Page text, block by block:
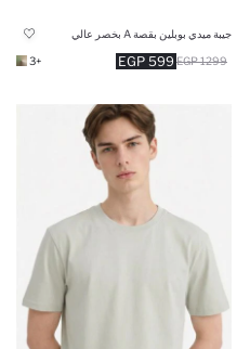
جيبة ميدي بوبلين بقصة A بخصر عالي
599 EGP 1299 EGP
+3